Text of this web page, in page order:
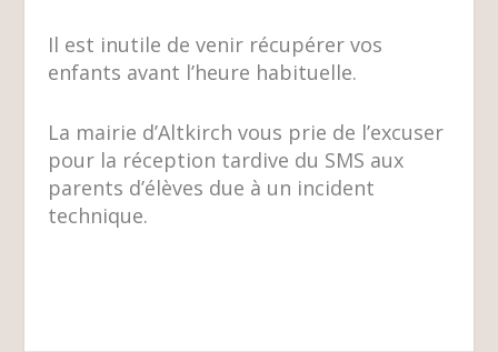
Il est inutile de venir récupérer vos
enfants avant l’heure habituelle.
La mairie d’Altkirch vous prie de l’excuser
pour la réception tardive du SMS aux
parents d’élèves due à un incident
technique.